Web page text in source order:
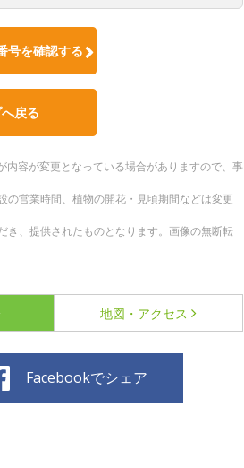
号を確認する
戻る
容が変更となっている場合がありますので、事
営業時間、植物の開花・見頃期間などは変更
、提供されたものとなります。画像の無断転
地図・アクセス
Facebookでシェア